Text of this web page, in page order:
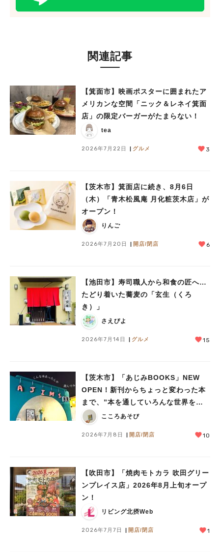
関連記事
【箕面市】映画ポスターに囲まれたア
メリカンな空間「ニック＆レネイ箕面
店」の限定バーガーがたまらない！
tea
2026年7月22日 グルメ 3
【茨木市】箕面店に続き、8月6日
（木）「青木松風庵 月化粧茨木店」が
オープン！
りんご
2026年7月20日 開店/閉店 6
【池田市】寿司職人から和食の匠へ…
たどり着いた蕎麦の「玄生（くろ
き）」
さえぴよ
2026年7月14日 グルメ 15
【茨木市】「あじみBOOKS」NEW
OPEN！新刊からちょっと変わった本
まで、”本を通していろんな世界をあ
じみする” 本屋さん
こころあそび
2026年7月8日 開店/閉店 10
【吹田市】「焼肉モトカラ 吹田グリー
ンプレイス店」2026年8月上旬オープ
ン！
リビング北摂Web
2026年7月7日 開店/閉店 1